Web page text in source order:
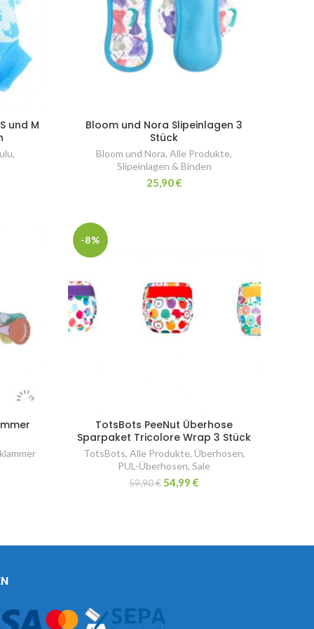
und M
,
Bloom und Nora Slipeinlagen 3
Stück
Bloom und Nora,Alle Produkte,
Slipeinlagen & Binden
25,90€
-8%
TotsBots PeeNut Überhose
Sparpaket Tricolore Wrap 3 Stück
TotsBots, Alle Produkte, Überhosen,
PUL-Überhosen,Sale
59,90€ 54,99€